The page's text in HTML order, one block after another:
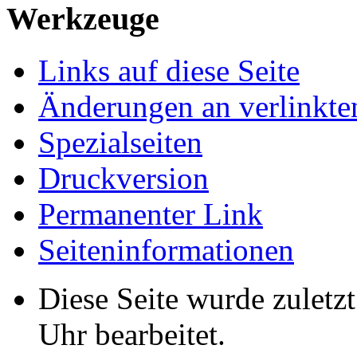
Werkzeuge
Links auf diese Seite
Änderungen an
Spezialseiten
Druckversion
Permanenter Link
Seiten­informationen
Diese Seite wurde
Uhr bearbeitet.